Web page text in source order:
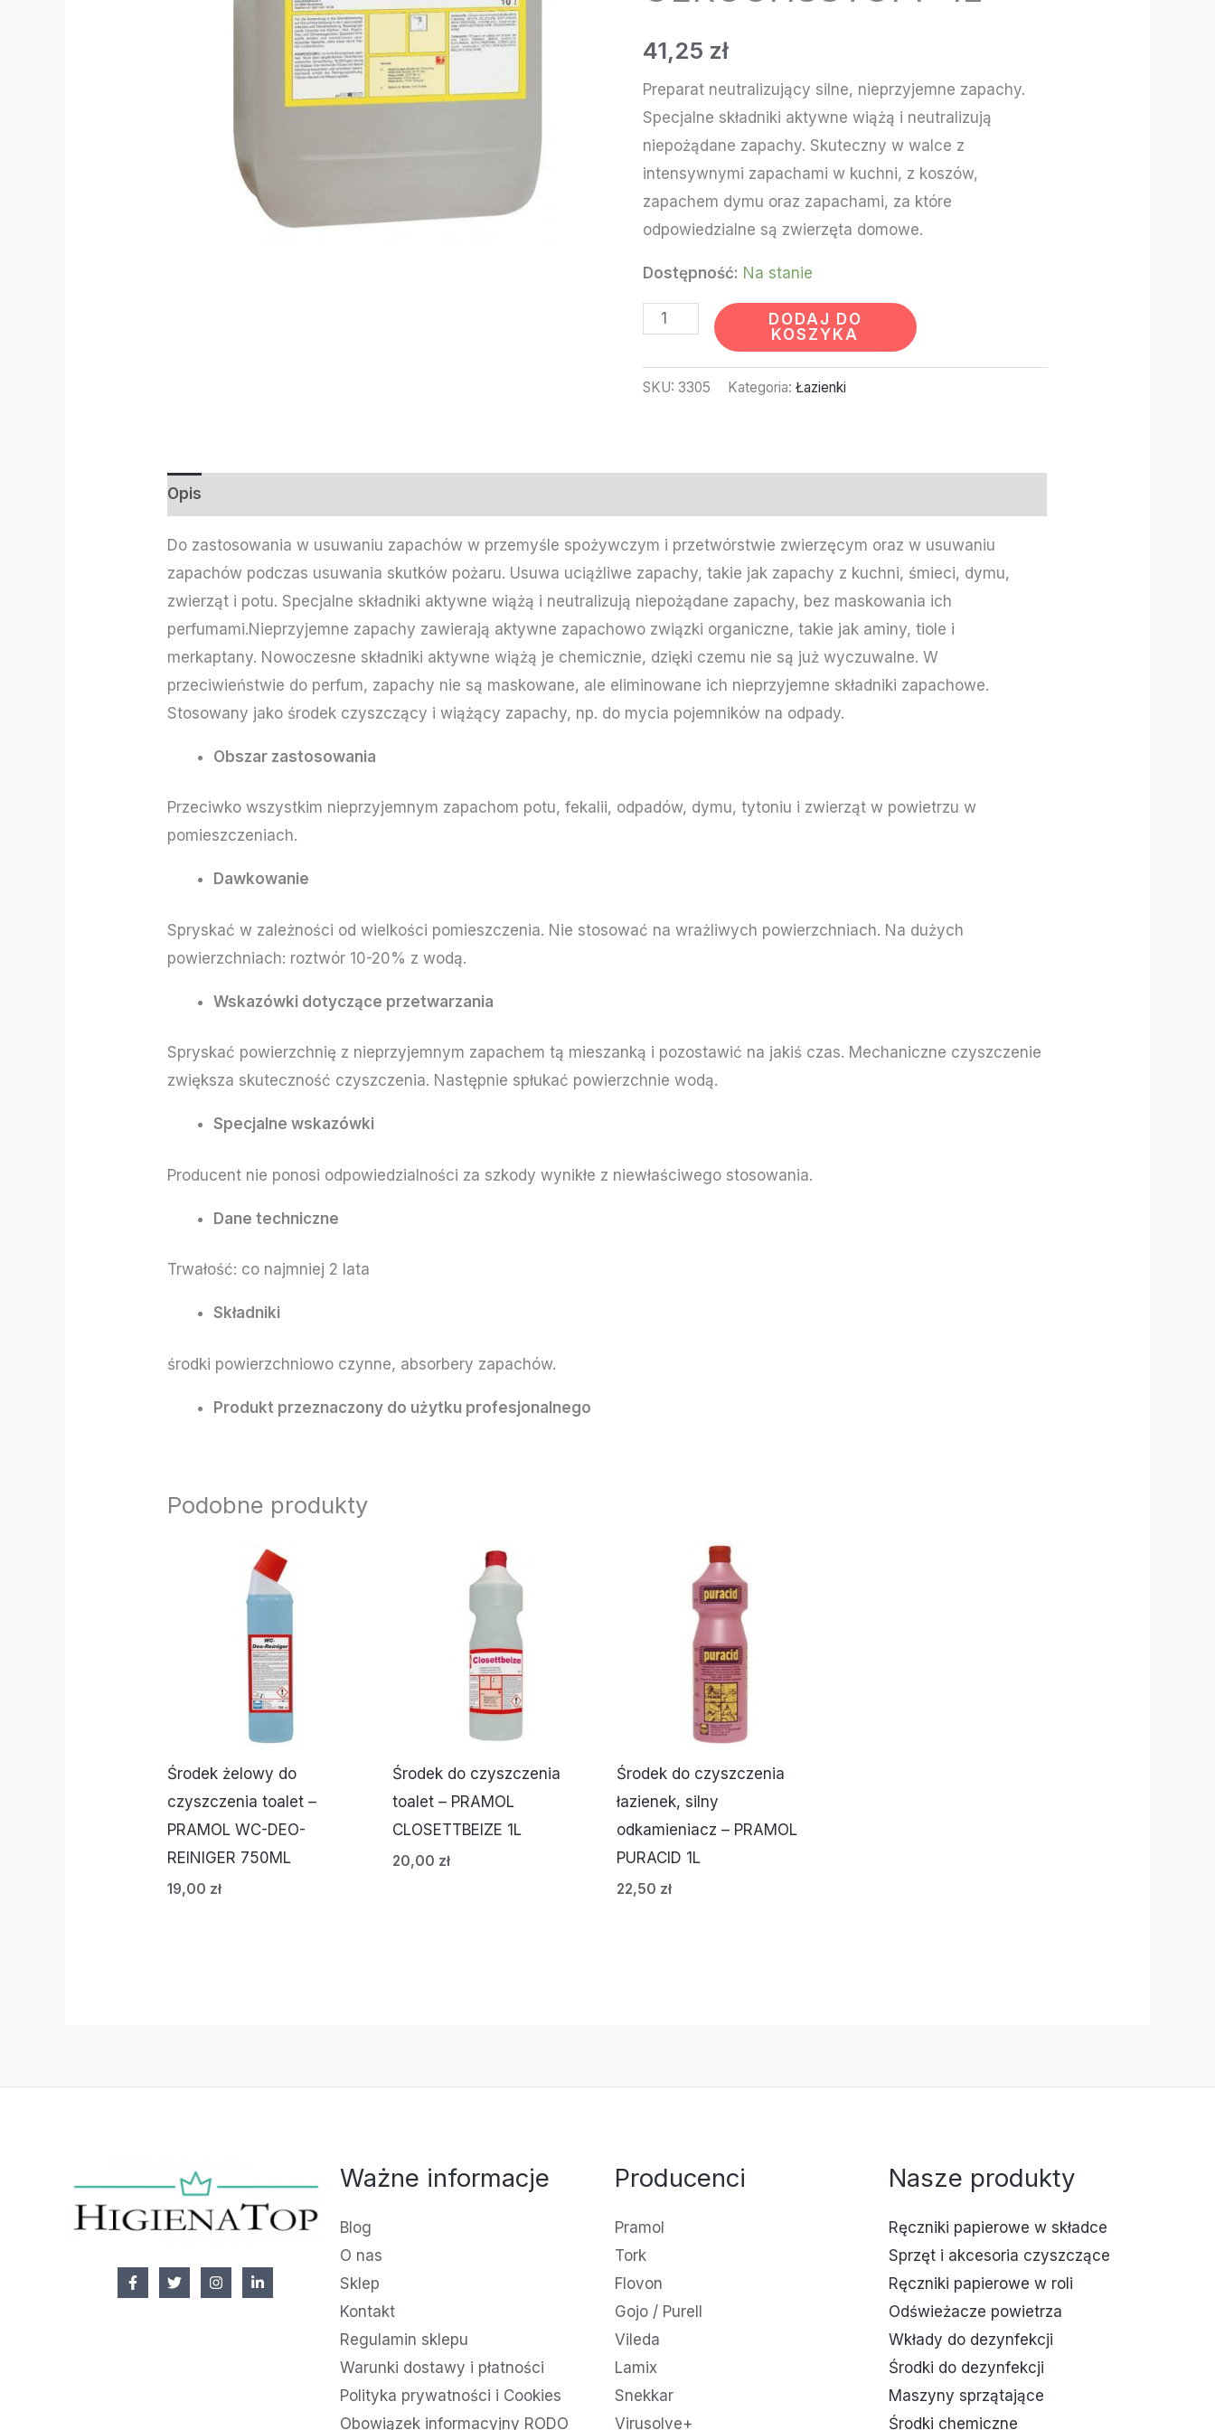
41,25 zł
Preparat neutralizujący silne, nieprzyjemne zapachy.
Specjalne składniki aktywne wiążą i neutralizują
niepożądane zapachy. Skuteczny w walce z
intensywnymi zapachami w kuchni, z koszów,
zapachem dymu oraz zapachami, za które
odpowiedzialne są zwierzęta domowe.
Dostępność: Na stanie
GERUCHSSTOPP
DODAJ DO
KOSZYKA
SKU: 3305 Kategoria: Łazienki
Opis
Do zastosowania w usuwaniu zapachów w przemyśle spożywczym i przetwórstwie zwierzęcym oraz w usuwaniu
zapachów podczas usuwania skutków pożaru. Usuwa uciążliwe zapachy, takie jak zapachy z kuchni, śmieci, dymu,
zwierząt i potu. Specjalne składniki aktywne wiążą i neutralizują niepożądane zapachy, bez maskowania ich
perfumami.Nieprzyjemne zapachy zawierają aktywne zapachowo związki organiczne, takie jak aminy, tiole i
merkaptany. Nowoczesne składniki aktywne wiążą je chemicznie, dzięki czemu nie są już wyczuwalne. W
przeciwieństwie do perfum, zapachy nie są maskowane, ale eliminowane ich nieprzyjemne składniki zapachowe.
Stosowany jako środek czyszczący i wiążący zapachy, np. do mycia pojemników na odpady.
Obszar zastosowania
Przeciwko wszystkim nieprzyjemnym zapachom potu, fekalii, odpadów, dymu, tytoniu i zwierząt w powietrzu w
pomieszczeniach.
Dawkowanie
Spryskać w zależności od wielkości pomieszczenia. Nie stosować na wrażliwych powierzchniach. Na dużych
powierzchniach: roztwór 10-20% z wodą.
Wskazówki dotyczące przetwarzania
Spryskać powierzchnię z nieprzyjemnym zapachem tą mieszanką i pozostawić na jakiś czas. Mechaniczne czyszczenie
zwiększa skuteczność czyszczenia. Następnie spłukać powierzchnie wodą.
Specjalne wskazówki
Producent nie ponosi odpowiedzialności za szkody wynikłe z niewłaściwego stosowania.
Dane techniczne
Trwałość: co najmniej 2 lata
Składniki
środki powierzchniowo czynne, absorbery zapachów.
Produkt przeznaczony do użytku profesjonalnego
Podobne produkty
Środek żelowy do
czyszczenia toalet –
PRAMOL WC-DEO-
REINIGER 750ML
19,00 zł
Środek do czyszczenia
toalet – PRAMOL
CLOSETTBEIZE 1L
20,00 zł
Środek do czyszczenia
łazienek, silny
odkamieniacz – PRAMOL
PURACID 1L
22,50 zł
Ważne informacje
Blog
O nas
Sklep
Kontakt
Regulamin sklepu
Warunki dostawy i płatności
Polityka prywatności i Cookies
Obowiązek informacyjny RODO
Producenci
Pramol
Tork
Flovon
Gojo / Purell
Vileda
Lamix
Snekkar
Virusolve+
Nasze produkty
Ręczniki papierowe w składce
Sprzęt i akcesoria czyszczące
Ręczniki papierowe w roli
Odświeżacze powietrza
Wkłady do dezynfekcji
Środki do dezynfekcji
Maszyny sprzątające
Środki chemiczne